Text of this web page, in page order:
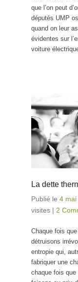
que l’on peut
députés UMP
quand on leur
évidentes sur
voiture
La dette
Publié le 4
visites | 2
Chaque fois
détruisons
entropie qui,
fabriquer une
chaque fois